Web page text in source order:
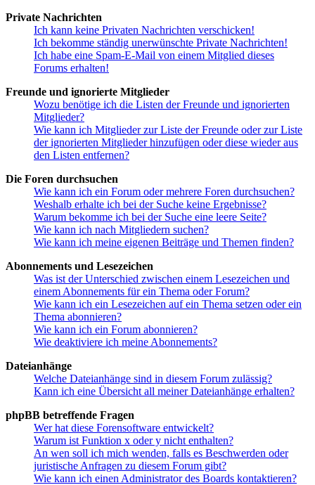
Private Nachrichten
Ich kann keine Privaten Nachrichten verschicken!
Ich bekomme ständig unerwünschte Private Nachrichten!
Ich habe eine Spam-E-Mail von einem Mitglied dieses
Forums erhalten!
Freunde und ignorierte Mitglieder
Wozu benötige ich die Listen der Freunde und ignorierten
Mitglieder?
Wie kann ich Mitglieder zur Liste der Freunde oder zur Liste
der ignorierten Mitglieder hinzufügen oder diese wieder aus
den Listen entfernen?
Die Foren durchsuchen
Wie kann ich ein Forum oder mehrere Foren durchsuchen?
Weshalb erhalte ich bei der Suche keine Ergebnisse?
Warum bekomme ich bei der Suche eine leere Seite?
Wie kann ich nach Mitgliedern suchen?
Wie kann ich meine eigenen Beiträge und Themen finden?
Abonnements und Lesezeichen
Was ist der Unterschied zwischen einem Lesezeichen und
einem Abonnements für ein Thema oder Forum?
Wie kann ich ein Lesezeichen auf ein Thema setzen oder ein
Thema abonnieren?
Wie kann ich ein Forum abonnieren?
Wie deaktiviere ich meine Abonnements?
Dateianhänge
Welche Dateianhänge sind in diesem Forum zulässig?
Kann ich eine Übersicht all meiner Dateianhänge erhalten?
phpBB betreffende Fragen
Wer hat diese Forensoftware entwickelt?
Warum ist Funktion x oder y nicht enthalten?
An wen soll ich mich wenden, falls es Beschwerden oder
juristische Anfragen zu diesem Forum gibt?
Wie kann ich einen Administrator des Boards kontaktieren?